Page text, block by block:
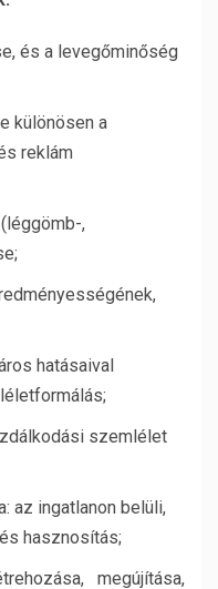
és a levegőminőség
különösen a
reklám
,
hatásaival
szemlélet
az ingatlanon belüli,
hasznosítás;
megújítása,